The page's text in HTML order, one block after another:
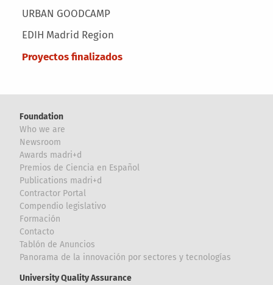
URBAN GOODCAMP
EDIH Madrid Region
Proyectos finalizados
Foundation
Who we are
Newsroom
Awards madri+d
Premios de Ciencia en Español
Publications madri+d
Contractor Portal
Compendio legislativo
Formación
Contacto
Tablón de Anuncios
Panorama de la innovación por sectores y tecnologías
University Quality Assurance